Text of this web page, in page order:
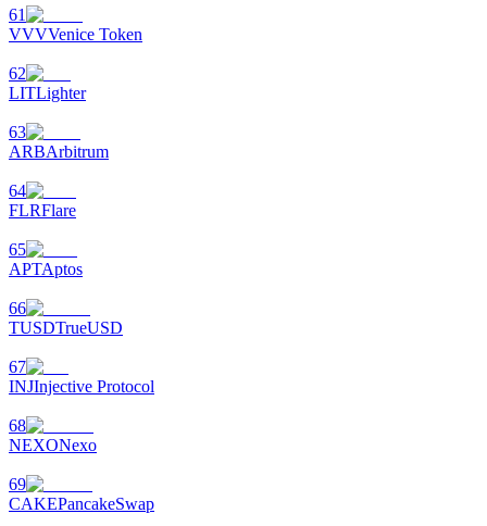
61
VVVVenice Token
62
LITLighter
63
ARBArbitrum
64
FLRFlare
65
APTAptos
66
TUSDTrueUSD
67
INJInjective Protocol
68
NEXONexo
69
CAKEPancakeSwap